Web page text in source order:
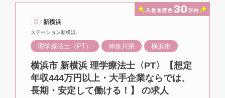
新横浜
ステーション新横浜
理学療法士（PT） 神奈川県 横浜市
横浜市 新横浜 理学療法士〈PT〉【想定
年収444万円以上・大手企業ならでは、
長期・安定して働ける！】 の求人